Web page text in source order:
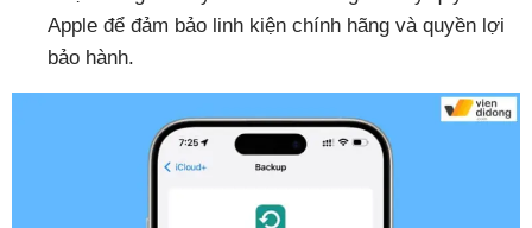
Apple để đảm bảo linh kiện chính hãng và quyền lợi
bảo hành.